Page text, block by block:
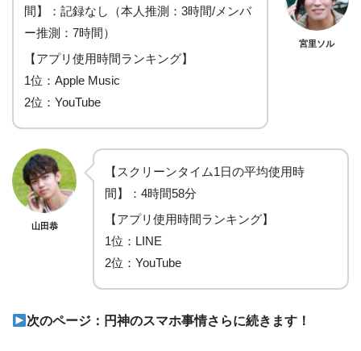
間】：記録なし（本人推測：3時間/メンバ
ー推測：7時間）
【アプリ使用時間ランキング】
1位：Apple Music
2位：YouTube
宮里ソル
山田恭
【スクリーンタイム1日の平均使用時
間】：4時間58分
【アプリ使用時間ランキング】
1位：LINE
2位：YouTube
次のページ：円神のスマホ事情さらに続きます！